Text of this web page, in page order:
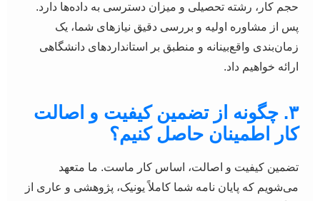
حجم کار، رشته تحصیلی و میزان دسترسی به داده‌ها دارد.
پس از مشاوره اولیه و بررسی دقیق نیازهای شما، یک
زمان‌بندی واقع‌بینانه و منطبق بر استانداردهای دانشگاهی
ارائه خواهیم داد.
۳. چگونه از تضمین کیفیت و اصالت
کار اطمینان حاصل کنیم؟
تضمین کیفیت و اصالت، اساس کار ماست. ما متعهد
می‌شویم که پایان نامه شما کاملاً یونیک، پژوهشی و عاری از